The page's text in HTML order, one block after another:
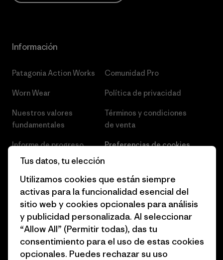
Información
Patagonia Action Works
Worn Wear
Nuestros valores
fundamentales
Informe de progreso
Business Unusual
Objetivos climáticos
1% for the Planet
Cómo financiamos
Tarjetas regalo
Comunidad Pro
Política de privacidad
Términos y condiciones
de venta
Preferencias de cookies
Empleo
Prensa
Programa para profesionales
del sector
Programa de afiliados
Mapa del sitio Patagonia
Tus datos, tu elección
Utilizamos cookies que están siempre
activas para la funcionalidad esencial del
sitio web y cookies opcionales para análisis
y publicidad personalizada. Al seleccionar
“Allow All” (Permitir todas), das tu
consentimiento para el uso de estas cookies
opcionales. Puedes rechazar su uso